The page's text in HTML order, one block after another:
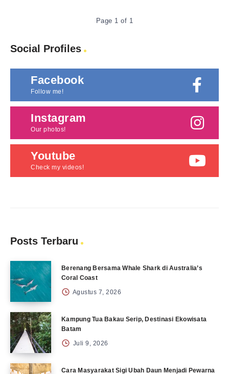
Page 1 of 1
Social Profiles
Facebook
Follow me!
Instagram
Our photos!
Youtube
Check my videos!
Posts Terbaru
Berenang Bersama Whale Shark di Australia’s
Coral Coast
Agustus 7, 2026
Kampung Tua Bakau Serip, Destinasi Ekowisata
Batam
Juli 9, 2026
Cara Masyarakat Sigi Ubah Daun Menjadi Pewarna